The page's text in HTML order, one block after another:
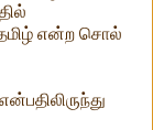
என்ற சொல்